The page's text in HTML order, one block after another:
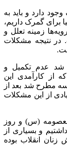
دارد و باید به
اصلی در دنیا برای گمرک داریم،
رویه‌ها زمینه تعلل و
در نتیجه مشکلات
شد عدم تکمیل و
از کارآمدی این
مطرح شد بعد از
از این مشکلات
(س) و روز
و بسیاری از
انقلاب بوده